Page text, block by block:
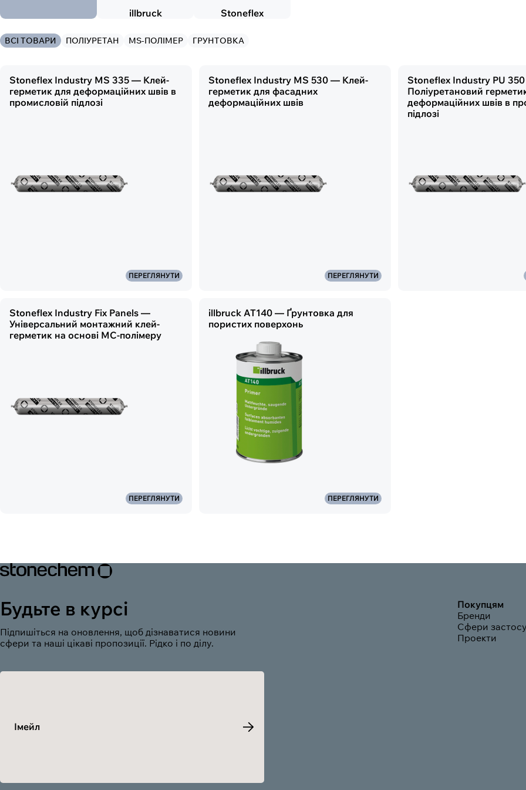
illbruck
Stoneflex
ВСІ ТОВАРИ ПОЛІУРЕТАН MS-ПОЛІМЕР ГРУНТОВКА
Stoneflex Industry MS 335 — Клей-
герметик для деформаційних швів в
промисловій підлозі
ПЕРЕГЛЯНУТИ
Stoneflex Industry MS 530 — Клей-
герметик для фасадних
деформаційних швів
ПЕРЕГЛЯНУТИ
Stoneflex Industry PU
Поліуретановий
деформаційних швів в
підлозі
Stoneflex Industry Fix Panels —
Універсальний монтажний клей-
герметик на основі МС-полімеру
ПЕРЕГЛЯНУТИ
illbruck AT140 — Ґрунтовка для
пористих поверхонь
ПЕРЕГЛЯНУТИ
Будьте в курсі
Підпишіться на оновлення, щоб дізнаватися новини
сфери та наші цікаві пропозиції. Рідко і по ділу.
Імейл
Покупцям
Бренди
Сфери
Проекти